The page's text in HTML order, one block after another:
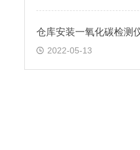
仓库安装一氧化碳检测
2022-05-13